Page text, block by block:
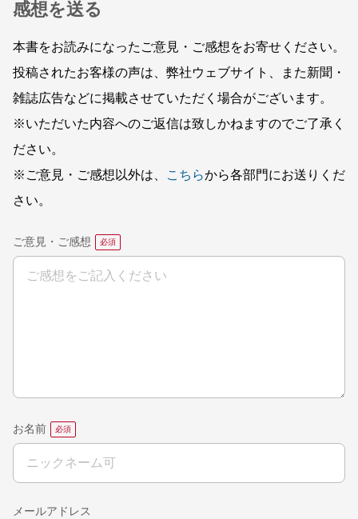
感想を送る
本書をお読みになったご意見・ご感想をお寄せください。
投稿されたお客様の声は、弊社ウェブサイト、また新聞・
雑誌広告などに掲載させていただく場合がございます。
※いただいた内容へのご返信は致しかねますのでご了承く
ださい。
※ご意見・ご感想以外は、
こちらから各部門にお送りくだ
さい。
ご意見・ご感想
お名前
メールアドレス